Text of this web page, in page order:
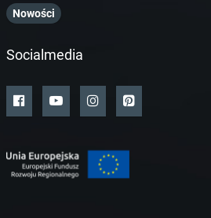
Nowości
Socialmedia